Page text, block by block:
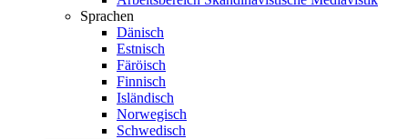
Sprachen
Dänisch
Estnisch
Färöisch
Finnisch
Isländisch
Norwegisch
Schwedisch